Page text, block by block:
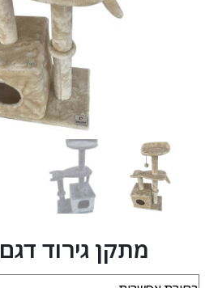
מתקן גירוד דגם UP100